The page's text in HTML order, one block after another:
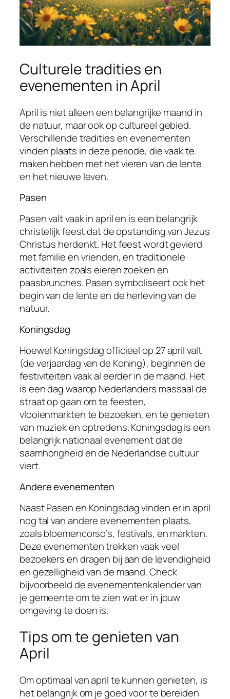
Culturele tradities en
evenementen in April
April is niet alleen een belangrijke maand in
de natuur, maar ook op cultureel gebied.
Verschillende tradities en evenementen
vinden plaats in deze periode, die vaak te
maken hebben met het vieren van de lente
en het nieuwe leven.
Pasen
Pasen valt vaak in april en is een belangrijk
christelijk feest dat de opstanding van Jezus
Christus herdenkt. Het feest wordt gevierd
met familie en vrienden, en traditionele
activiteiten zoals eieren zoeken en
paasbrunches. Pasen symboliseert ook het
begin van de lente en de herleving van de
natuur.
Koningsdag
Hoewel Koningsdag officieel op 27 april valt
(de verjaardag van de Koning), beginnen de
festiviteiten vaak al eerder in de maand. Het
is een dag waarop Nederlanders massaal de
straat op gaan om te feesten,
vlooienmarkten te bezoeken, en te genieten
van muziek en optredens. Koningsdag is een
belangrijk nationaal evenement dat de
saamhorigheid en de Nederlandse cultuur
viert.
Andere evenementen
Naast Pasen en Koningsdag vinden er in april
nog tal van andere evenementen plaats,
zoals bloemencorso’s, festivals, en markten.
Deze evenementen trekken vaak veel
bezoekers en dragen bij aan de levendigheid
en gezelligheid van de maand. Check
bijvoorbeeld de evenementenkalender van
je gemeente om te zien wat er in jouw
omgeving te doen is.
Tips om te genieten van
April
Om optimaal van april te kunnen genieten, is
het belangrijk om je goed voor te bereiden